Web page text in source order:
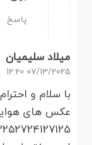
پاسخ
میلاد سلیمیان
07/13/2025 12:20
با سلام و احترام